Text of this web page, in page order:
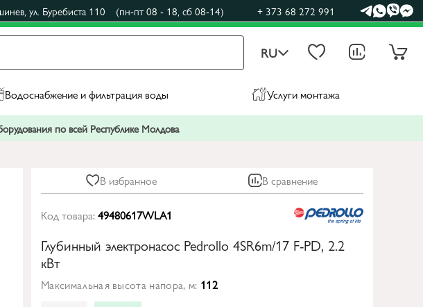
ул. Буребиста 110 (пн-пт 08 - 18, сб 08-14) + 373 68 272 991
RU
Водоснабжение и фильтрация воды Услуги монтажа
по всей Республике Молдова
В избранное В сравнение
Код товара:49480617WLA1
Глубинный электронасос Pedrollo 4SR6m/17 F-PD, 2.2
кВт
Максимальная высота напора, м: 112